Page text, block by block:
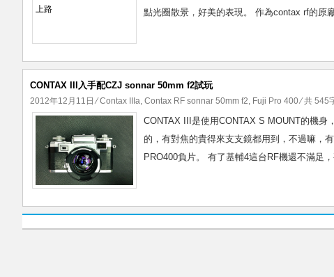
點光圈散景，好美的表現。 作為contax rf的原
CONTAX III入手配CZJ sonnar 50mm f2試玩
2012年12月11日 ⁄Contax IIIa, Contax RF sonnar 50mm f2, Fuji Pro 400⁄ 共 545
CONTAX III是使用CONTAX S MOUNT的機身
的，有對焦的貴得來支支鏡都用到，不過嘛，
PRO400負片。 有了基輔4這台RF機還不滿足